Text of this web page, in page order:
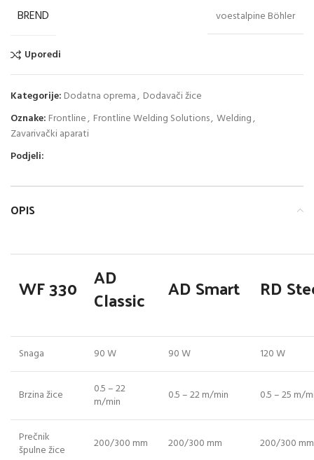
BREND voestalpine Böhler
Uporedi
Kategorije: Dodatna oprema, Dodavači žice
Oznake: Frontline, Frontline Welding Solutions, Welding,
Zavarivački aparati
Podjeli:
OPIS
WF 330 AD
Classic AD Smart RD
Snaga 90 W 90 W 120 W
Brzina žice
0.5 – 22
m/min
0.5 – 22 m/min 0.5 – 25 m/
Prečnik
špulne žice
200/300 mm 200/300 mm 200/300 mm